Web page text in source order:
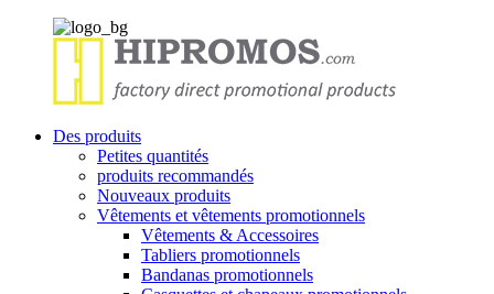
Des produits
Petites quantités
produits recommandés
Nouveaux produits
Vêtements et vêtements promotionnels
Vêtements & Accessoires
Tabliers promotionnels
Bandanas promotionnels